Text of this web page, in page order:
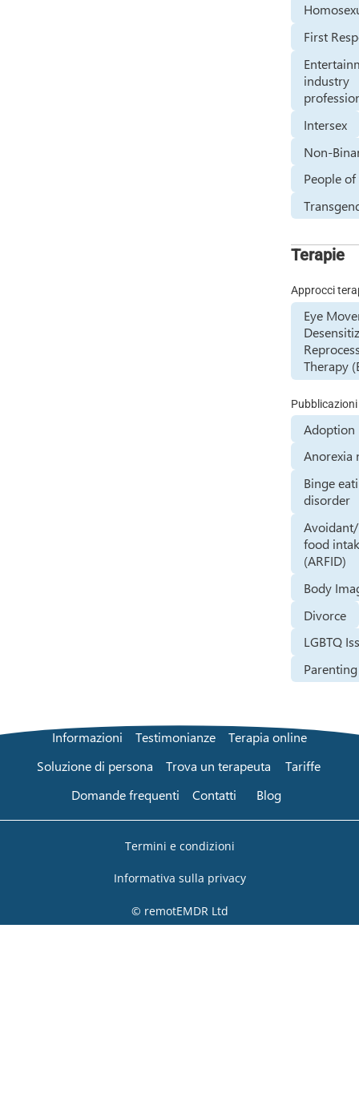
First
industry
Intersex
Non-
People
Terapie
Approcci
Eye
Therapy
Pubblicazioni
Adoption
Anorexia
Binge
disorder
food
(ARFID)
Body
Divorce
LGBTQ
Parenting
Informazioni Testimonianze
Terapia online
Soluzione di persona
Trova un terapeuta
Tariffe
Domande frequenti
Contatti Blog
Termini e condizioni
Informativa sulla privacy
© remotEMDR Ltd